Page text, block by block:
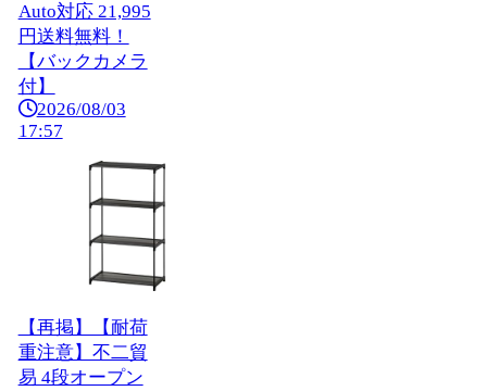
Auto対応 21,995
円送料無料！
【バックカメラ
付】
2026/08/03
17:57
【再掲】【耐荷
重注意】不二貿
易 4段オープン